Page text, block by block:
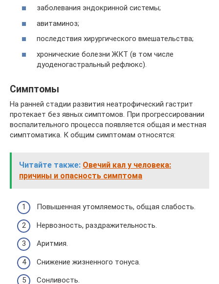
заболевания эндокринной системы;
авитаминоз;
последствия хирургического вмешательства;
хронические болезни ЖКТ (в том числе
дуоденогастральный рефлюкс).
Симптомы
На ранней стадии развития неатрофический гастрит
протекает без явных симптомов. При прогрессировании
воспалительного процесса появляется общая и местная
симптоматика. К общим симптомам относятся:
Читайте также: Овечий кал у человека:
причины и опасность симптома
Повышенная утомляемость, общая слабость.
Нервозность, раздражительность.
Аритмия.
Снижение жизненного тонуса.
Сонливость.